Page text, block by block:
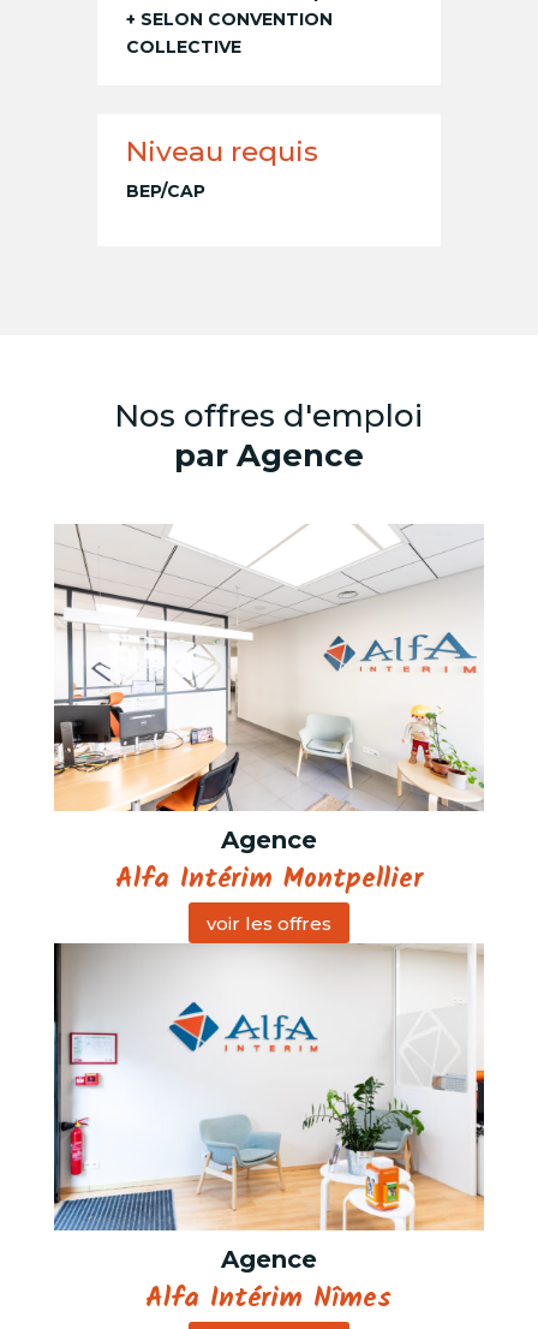
+ SELON CONVENTION
COLLECTIVE
Niveau requis
BEP/CAP
Nos offres d'emploi
par Agence
Agence
Alfa Intérim Montpellier
voir les offres
Agence
Alfa Intérim Nîmes